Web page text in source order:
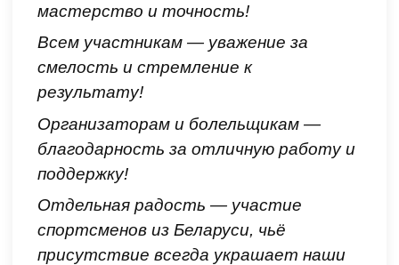
мастерство и точность!
Всем участникам — уважение за
смелость и стремление к
результату!
Организаторам и болельщикам —
благодарность за отличную работу и
поддержку!
Отдельная радость — участие
спортсменов из Беларуси, чьё
присутствие всегда украшает наши